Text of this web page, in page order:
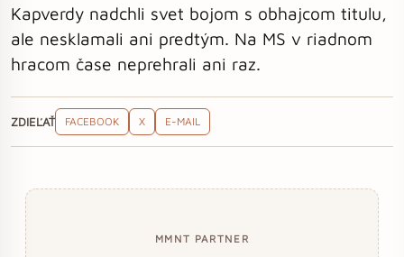
Kapverdy nadchli svet bojom s obhajcom titulu,
ale nesklamali ani predtým. Na MS v riadnom
hracom čase neprehrali ani raz.
ZDIEĽAŤ FACEBOOK X E-MAIL
MMNT PARTNER